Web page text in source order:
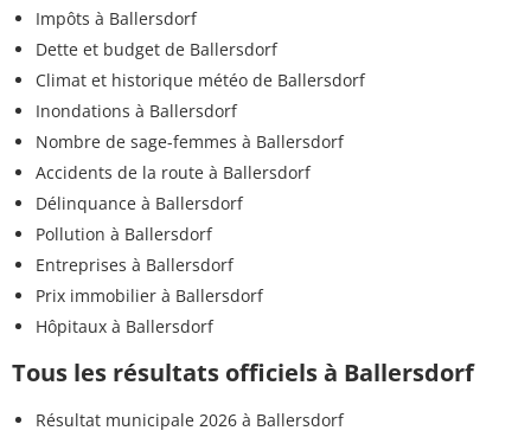
Impôts à Ballersdorf
Dette et budget de Ballersdorf
Climat et historique météo de Ballersdorf
Inondations à Ballersdorf
Nombre de sage-femmes à Ballersdorf
Accidents de la route à Ballersdorf
Délinquance à Ballersdorf
Pollution à Ballersdorf
Entreprises à Ballersdorf
Prix immobilier à Ballersdorf
Hôpitaux à Ballersdorf
Tous les résultats officiels à Ballersdorf
Résultat municipale 2026 à Ballersdorf